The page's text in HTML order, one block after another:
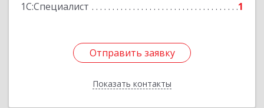
1С:Специалист 1
Отправить заявку
Показать контакты
Отправить заявку
Назад